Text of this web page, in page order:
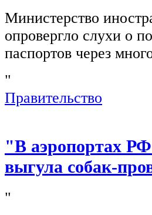
Министерство
опровергло слухи о
паспортов через
"
Правительство
"В аэропортах РФ
выгула собак-
"